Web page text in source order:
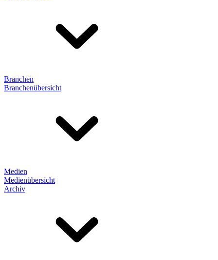
Branchen
Branchenübersicht
Medien
Medienübersicht
Archiv